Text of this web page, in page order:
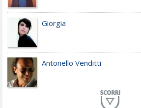
Giorgia
Antonello Venditti